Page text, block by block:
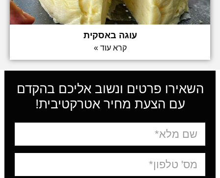
עוגה באסקית
קרא עוד »
השאירו פרטים ונשוב אליכם בהקדם
עם הצעת מחיר אטרקטיבית!